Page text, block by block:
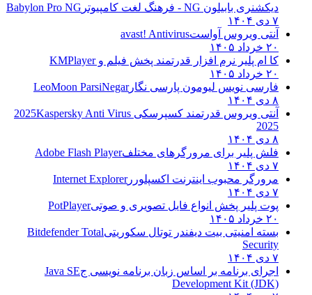
دیکشنری بابیلون NG - فرهنگ لغت کامپیوتر
Babylon Pro NG
آنتی ویروس آواست avast! Antivirus
کا ام پلیر نرم افزار قدرتمند پخش فیلم و KMPlayer
فارسی نویس لیومون پارسی نگارLeoMoon ParsiNegar
آنتی ویروس قدرتمند کسپرسکی 2025Kaspersky Anti Virus
فلش پلیر برای مرورگرهای مختلف Adobe Flash Player
مرورگر محبوب اینترنت اکسپلوررInternet Explorer
پوت پلیر پخش انواع فایل تصویری و صوتیPotPlayer
بسته امنیتی بیت دیفندر توتال سکوریتیBitdefender Total
Security
اجرای برنامه بر اساس زبان برنامه نویسی جJava SE
Development Kit (JDK)